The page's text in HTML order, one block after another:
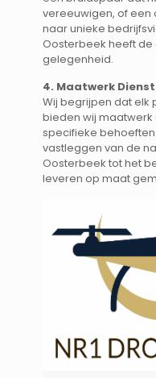
vereeuwigen, of een
naar unieke
Oosterbeek heeft de
gelegenheid.
4. Maatwerk
Wij begrijpen dat elk
bieden wij maatwerk
specifieke
vastleggen van de
Oosterbeek tot het
leveren op maat